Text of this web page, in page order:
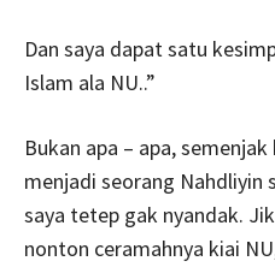
Dan saya dapat satu
Islam ala NU..”
Bukan apa – apa,
menjadi seorang Nahdliyin
saya tetep gak nyandak.
nonton ceramahnya kiai